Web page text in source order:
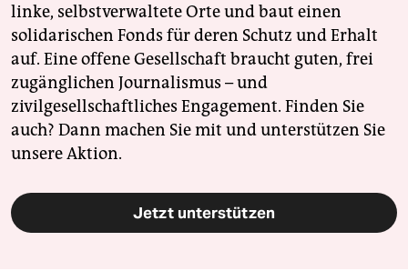
linke, selbstverwaltete Orte und baut einen
solidarischen Fonds für deren Schutz und Erhalt
auf. Eine offene Gesellschaft braucht guten, frei
zugänglichen Journalismus – und
zivilgesellschaftliches Engagement. Finden Sie
auch? Dann machen Sie mit und unterstützen Sie
unsere Aktion.
Jetzt unterstützen